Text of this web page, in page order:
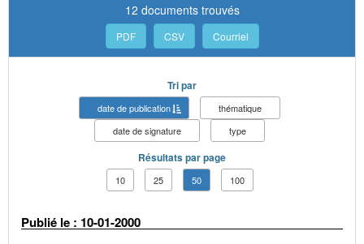
12 documents trouvés
PDF CSV Courriel
Tri par
date de publication
thématique
date de signature
type
Résultats par page
10 25 50 100
Publié le : 10-01-2000